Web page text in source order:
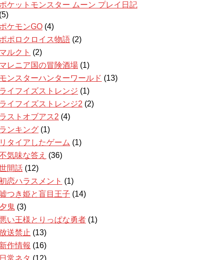
ポケットモンスター ムーン プレイ日記
(5)
ポケモンGO (4)
ポポロクロイス物語 (2)
マルクト (2)
マレニア国の冒険酒場 (1)
モンスターハンターワールド (13)
ライフイズストレンジ (1)
ライフイズストレンジ2 (2)
ラストオブアス2 (4)
ランキング (1)
リタイアしたゲーム (1)
気味な答え (36)
間話 (12)
恋ハラスメント (1)
嘘つき姫と盲目王子 (14)
夕鬼 (3)
悪い王様とりっぱな勇者 (1)
放送禁止 (13)
新作情報 (16)
日常ネタ (12)